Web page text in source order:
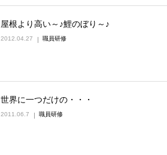
屋根より高い～♪鯉のぼり～♪
2012.04.27 職員研修
世界に一つだけの・・・
2011.06.7 職員研修